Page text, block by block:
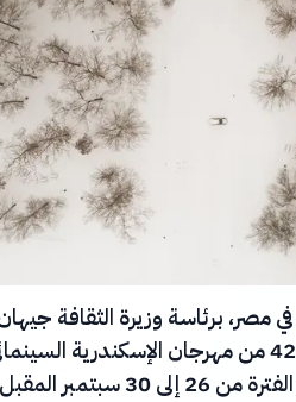
في مصر، برئاسة وزيرة الثقافة
التصريح اللازم لإقامة الدورة الـ 42 من مهرجان
المقبل.